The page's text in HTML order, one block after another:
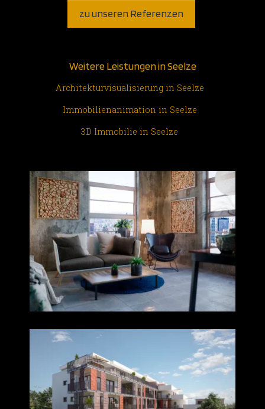
zu unseren Referenzen
Weitere Leistungen in Seelze
Architekturvisualisierung in Seelze
Immobilienanimation in Seelze
3D Immobilie in Seelze